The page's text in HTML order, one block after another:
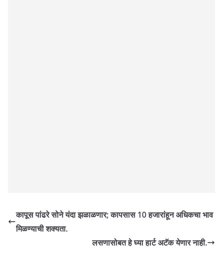
कापूस पांढरे सोने यंदा झळाळणार; कापसास 10 हजारांहून अधिकचा भाव
मिळण्याची शक्यता.
लसणासोबत हे घ्या हार्ट अटॅक येणार नाही.